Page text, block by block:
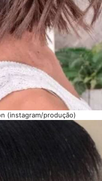
(instagram/produção)